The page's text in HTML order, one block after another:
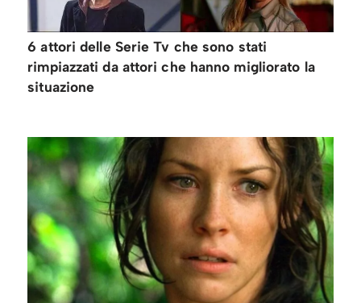
6 attori delle Serie Tv che sono stati
rimpiazzati da attori che hanno migliorato la
situazione